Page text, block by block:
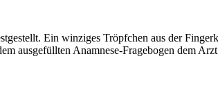
Ein winziges Tröpfchen aus der
ausgefüllten Anamnese-Fragebogen dem